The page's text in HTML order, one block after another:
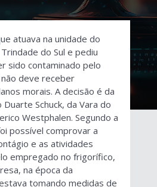
atuava na unidade do
do Sul e pediu
sido contaminado pelo
deve receber
morais. A decisão é da
Duarte Schuck, da Vara do
Westphalen. Segundo a
possível comprovar a
e as atividades
empregado no frigorífico,
na época da
tomando medidas de